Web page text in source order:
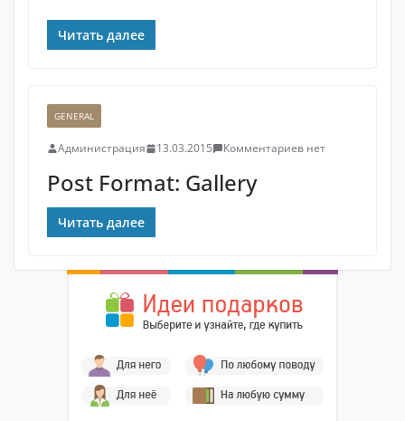
Читать далее
GENERAL
Администрация 13.03.2015 Комментариев нет
Post Format: Gallery
Читать далее